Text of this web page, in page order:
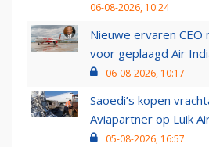
06-08-2026, 10:24
Nieuwe ervaren
voor geplaagd Air
06-08-2026, 10:17
Saoedi’s kopen
Aviapartner op Luik
05-08-2026, 16:57